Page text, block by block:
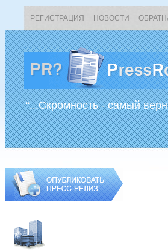
РЕГИСТРАЦИЯ НОВОСТИ
“...Скромность - самый